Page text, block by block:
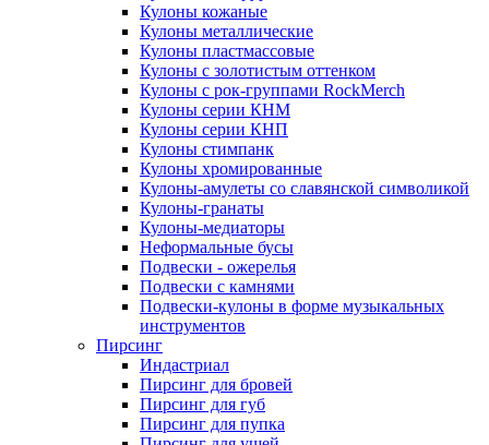
Кулоны кожаные
Кулоны металлические
Кулоны пластмассовые
Кулоны с золотистым оттенком
Кулоны с рок-группами RockMerch
Кулоны серии КНМ
Кулоны серии КНП
Кулоны стимпанк
Кулоны хромированные
Кулоны-амулеты со славянской символикой
Кулоны-гранаты
Кулоны-медиаторы
Неформальные бусы
Подвески - ожерелья
Подвески с камнями
Подвески-кулоны в форме музыкальных
инструментов
Пирсинг
Индастриал
Пирсинг для бровей
Пирсинг для губ
Пирсинг для пупка